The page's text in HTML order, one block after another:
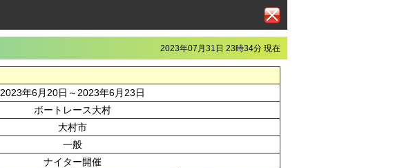
2023年07月31日 23時34分 現在
2023年6月20日～2023年6月23日
ボートレース大村
大村市
一般
ナイター開催